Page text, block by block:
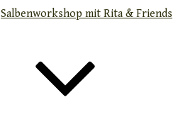
Salbenworkshop mit Rita & Friends